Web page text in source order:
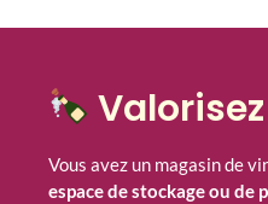
Vous avez un magasin de
espace de stockage ou de